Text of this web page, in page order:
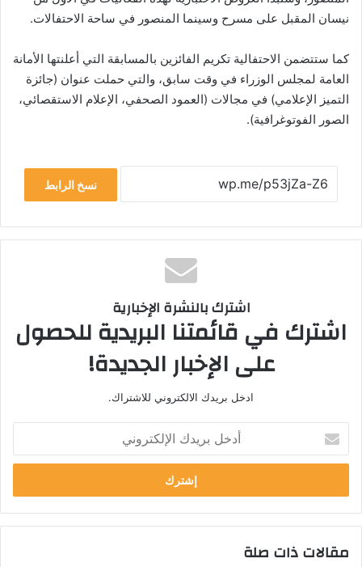
نيسان المقبل على مسرح وسينما المنصور في ساحة الاحتفالات.
كما ستتضمن الاحتفالية تكريم الفائزين بالمسابقة التي أعلنتها الأمانة
العامة لمجلس الوزراء في وقت سابق، والتي حملت عنوان (جائزة
التميز الإعلامي) في مجالات (العمود الصحفي، الإعلام الاستقصائي،
الصور الفوتوغرافية).
نسخ الرابط
اشترك بالنشرة الإخبارية
اشترك في قائمتنا البريدية للحصول
على الإخبار الجديدة!
ادخل بريدك الالكتروني للاشتراك.
خ
ب
ر
د
مقالات ذات صلة